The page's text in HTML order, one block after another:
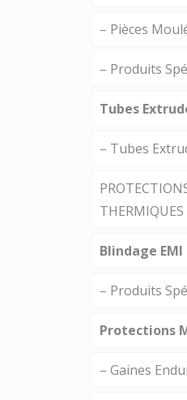
– Pièces
– Produits
Tubes
– Tubes
THERMIQUES
Blindage EMI
– Produits
Protections
– Gaines